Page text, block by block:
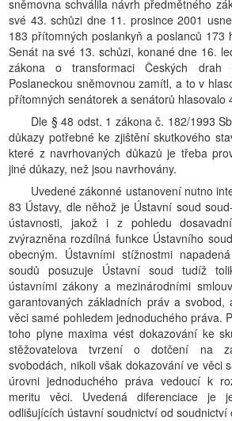
sněmovna schválila návrh předmětného
své 43. schůzi dne 11. prosince 2001
183 přítomných poslankyň a poslanců 173
Senát na své 13. schůzi, konané dne 16.
zákona o transformaci Českých drah
Poslaneckou sněmovnou zamítl, a to v
přítomných senátorek a senátorů hlasovalo
Dle § 48 odst. 1 zákona č. 182/1993
důkazy potřebné ke zjištění skutkového
které z navrhovaných důkazů je třeba
jiné důkazy, než jsou navrhovány.
Uvedené zákonné ustanovení nutno
83 Ústavy, dle něhož je Ústavní soud
ústavnosti, jakož i z pohledu
zvýrazněna rozdílná funkce Ústavního
obecným. Ústavními stížnostmi
soudů posuzuje Ústavní soud tudíž
ústavními zákony a mezinárodními
garantovaných základních práv a svobod,
věci samé pohledem jednoduchého práva.
toho plyne maxima vést dokazování ke
stěžovatelova tvrzení o dotčení na
svobodách, nikoli však dokazování ve věci
úrovni jednoduchého práva vedoucí k
meritu věci. Uvedená diferenciace je
odlišujících ústavní soudnictví od soudnictví